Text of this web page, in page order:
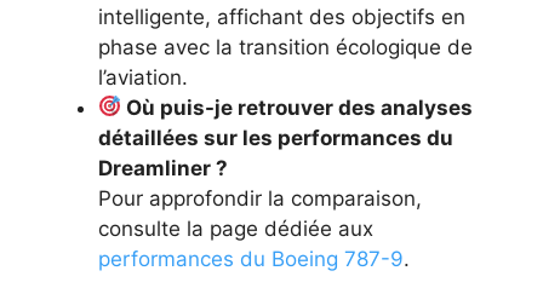
intelligente, affichant des objectifs en
phase avec la transition écologique de
l’aviation.
Où puis-je retrouver des analyses
détaillées sur les performances du
Dreamliner ?
Pour approfondir la comparaison,
consulte la page dédiée aux
performances du Boeing 787-9.